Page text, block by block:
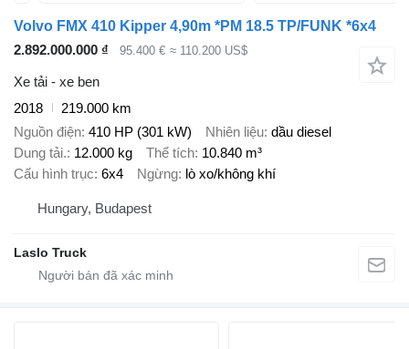
Volvo FMX 410 Kipper 4,90m *PM 18.5 TP/FUNK *6x4
2.892.000.000 ₫
95.400 € ≈ 110.200 US$
Xe tải - xe ben
2018
219.000 km
Nguồn điện 410 HP (301 kW) Nhiên liệu dầu diesel
Dung tải. 12.000 kg Thể tích 10.840 m³
Cấu hình trục 6x4 Ngừng lò xo/không khí
Hungary, Budapest
Laslo Truck